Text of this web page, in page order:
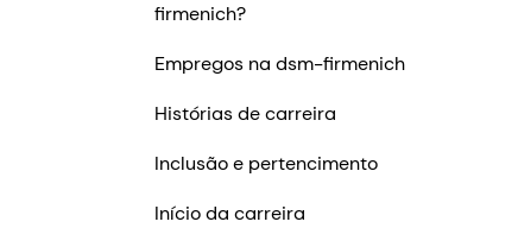
firmenich?
Empregos na dsm-firmenich
Histórias de carreira
Inclusão e pertencimento
Início da carreira